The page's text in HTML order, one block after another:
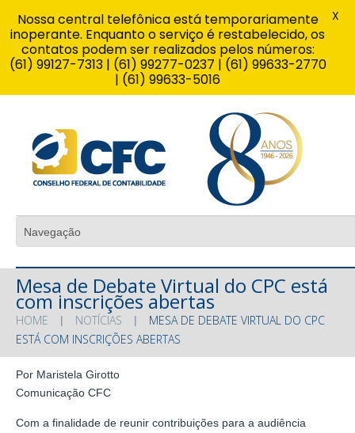
Mesa de Debate Virtual do CPC está
com inscrições abertas
HOME NOTÍCIAS
MESA DE DEBATE VIRTUAL DO CPC
ESTÁ COM INSCRIÇÕES ABERTAS
Por Maristela Girotto
Comunicação CFC
Com a finalidade de reunir contribuições para a audiência
Nossa central telefônica está temporariamente
inoperante. Enquanto o serviço é restabelecido, os
contatos podem ser realizados pelos números:
(61) 99127-7313 | (61) 99277-0237 | (61) 99633-2770
| (61) 99633-5016
X